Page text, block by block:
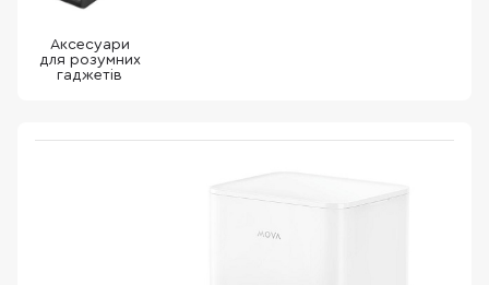
Аксесуари
для розумних
гаджетів